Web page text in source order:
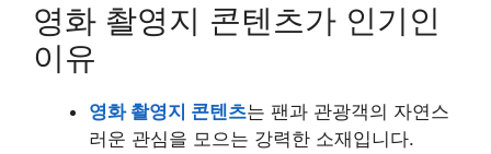
영화 촬영지 콘텐츠가 인기인
이유
영화 촬영지 콘텐츠는 팬과 관광객의 자연스
러운 관심을 모으는 강력한 소재입니다.